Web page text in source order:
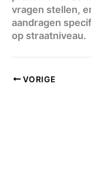
vragen stellen,
aandragen
op straatniveau.
VORIGE